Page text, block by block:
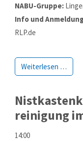
NABU-Gruppe:
Info und
RLP.de
Weiterlesen …
reinigung
14:00